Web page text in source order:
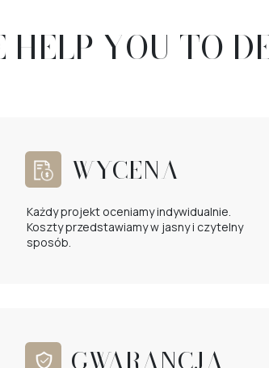
YOU TO
WYCENA
Każdy projekt oceniamy indywidualnie.
Koszty przedstawiamy w jasny i czytelny
sposób.
GWARANCJA